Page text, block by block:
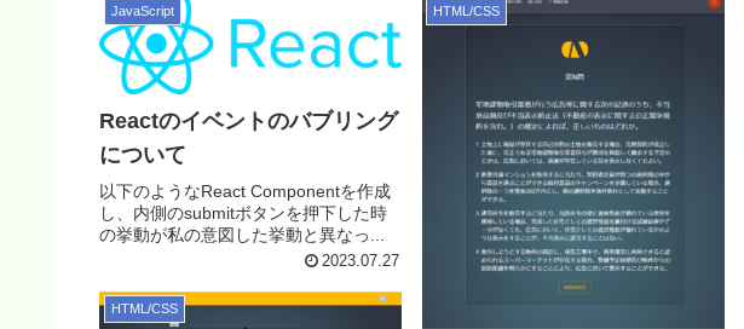
JavaScript
Reactのイベントのバブリング
について
以下のようなReact Componentを作成
し、内側のsubmitボタンを押下した時
の挙動が私の意図した挙動と異なっ...
2023.07.27
HTML/CSS
HTML/CSS